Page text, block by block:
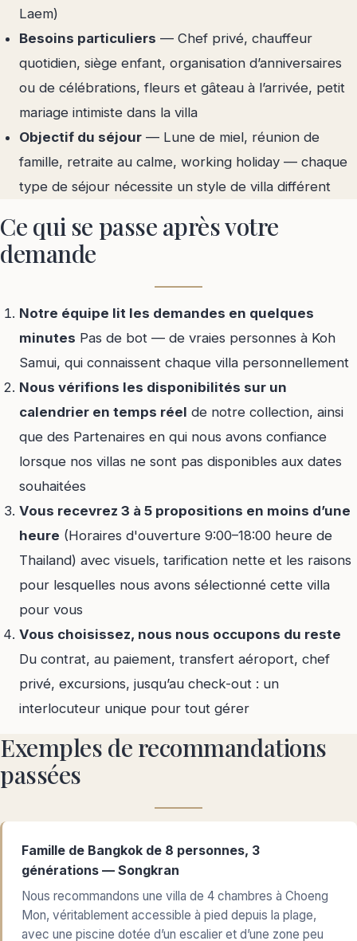
Laem)
Besoins particuliers — Chef privé, chauffeur
quotidien, siège enfant, organisation d’anniversaires
ou de célébrations, fleurs et gâteau à l’arrivée, petit
mariage intimiste dans la villa
Objectif du séjour — Lune de miel, réunion de
famille, retraite au calme, working holiday — chaque
type de séjour nécessite un style de villa différent
Ce qui se passe après votre
demande
Notre équipe lit les demandes en quelques
minutes Pas de bot — de vraies personnes à Koh
Samui, qui connaissent chaque villa personnellement
Nous vérifions les disponibilités sur un
calendrier en temps réel de notre collection, ainsi
que des Partenaires en qui nous avons confiance
lorsque nos villas ne sont pas disponibles aux dates
souhaitées
Vous recevrez 3 à 5 propositions en moins d’une
heure (Horaires d'ouverture 9:00–18:00 heure de
Thailand) avec visuels, tarification nette et les raisons
pour lesquelles nous avons sélectionné cette villa
pour vous
Vous choisissez, nous nous occupons du reste
Du contrat, au paiement, transfert aéroport, chef
privé, excursions, jusqu’au check-out : un
interlocuteur unique pour tout gérer
Exemples de recommandations
passées
Famille de Bangkok de 8 personnes, 3
générations — Songkran
Nous recommandons une villa de 4 chambres à Choeng
Mon, véritablement accessible à pied depuis la plage,
avec une piscine dotée d’un escalier et d’une zone peu